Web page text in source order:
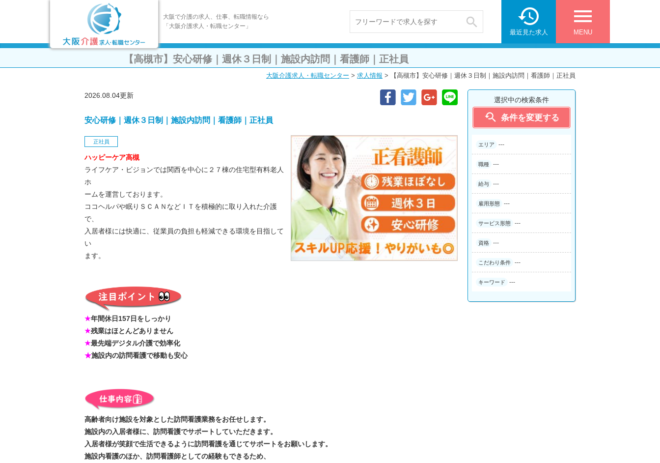
大阪で介護の求人、仕事、転職情報なら
「大阪介護求人・転職センター」
 menu
MENU

最近見た求人
【高槻市】安心研修｜週休３日制｜施設内訪問｜看護師｜正社員
大阪介護求人・転職センター > 求人情報 > 【高槻市】安心研修｜週休３日制｜施設内訪問｜看護師｜正社員
選択中の検索条件
 条件を変更する
エリア ---
職種 ---
給与 ---
雇用形態 ---
サービス形態 ---
資格 ---
こだわり条件 ---
キーワード ---
2026.08.04更新
安心研修｜週休３日制｜施設内訪問｜看護師｜正社員
正社員
ハッピーケア高槻
ライフケア・ビジョンでは関西を中心に２７棟の住宅型有料老人
ホ
ームを運営しております。
ココヘルパや眠りＳＣＡＮなどＩＴを積極的に取り入れた介護
で、
入居者様には快適に、従業員の負担も軽減できる環境を目指して
い
ます。
★年間休日157日をしっかり
★残業はほとんどありません
★最先端デジタル介護で効率化
★施設内の訪問看護で移動も安心
高齢者向け施設を対象とした訪問看護業務をお任せします。
施設内の入居者様に、訪問看護でサポートしていただきます。
入居者様が笑顔で生活できるように訪問看護を通じてサポートをお願いします。
施設内看護のほか、訪問看護師としての経験もできるため、